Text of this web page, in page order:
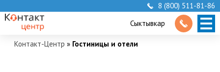
8 (800) 511-81-86
Сыктывкар
Контакт-Центр » Гостиницы и отели